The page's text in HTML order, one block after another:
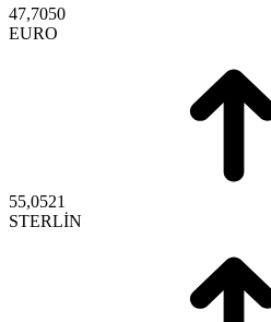
47,7050
EURO
55,0521
STERLİN